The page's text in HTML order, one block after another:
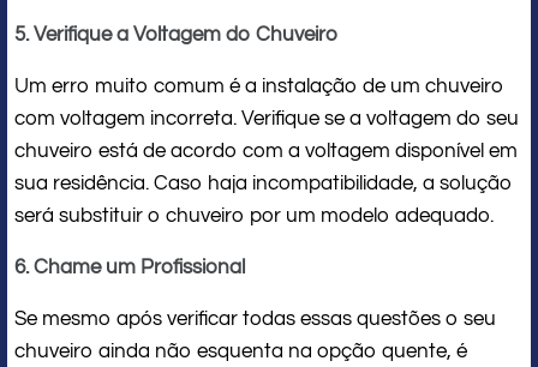
5. Verifique a Voltagem do Chuveiro
Um erro muito comum é a instalação de um chuveiro
com voltagem incorreta. Verifique se a voltagem do seu
chuveiro está de acordo com a voltagem disponível em
sua residência. Caso haja incompatibilidade, a solução
será substituir o chuveiro por um modelo adequado.
6. Chame um Profissional
Se mesmo após verificar todas essas questões o seu
chuveiro ainda não esquenta na opção quente, é